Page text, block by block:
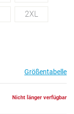
2XL
Größentabelle
Nicht länger verfügbar